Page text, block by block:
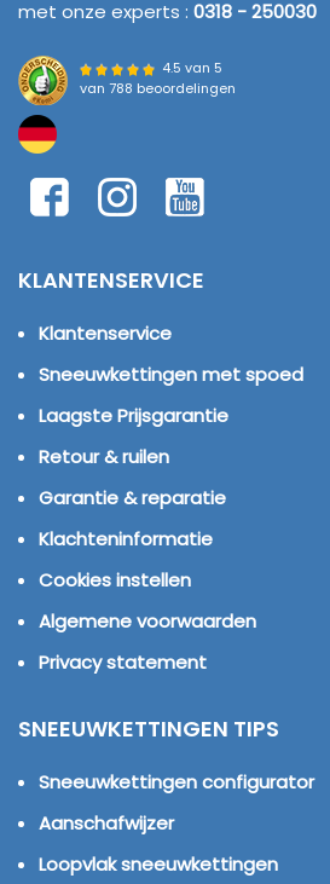
met onze experts : 0318 - 250030
4.5 van 5
van 788 beoordelingen
KLANTENSERVICE
Klantenservice
Sneeuwkettingen met spoed
Laagste Prijsgarantie
Retour & ruilen
Garantie & reparatie
Klachteninformatie
Cookies instellen
Algemene voorwaarden
Privacy statement
SNEEUWKETTINGEN TIPS
Sneeuwkettingen configurator
Aanschafwijzer
Loopvlak sneeuwkettingen